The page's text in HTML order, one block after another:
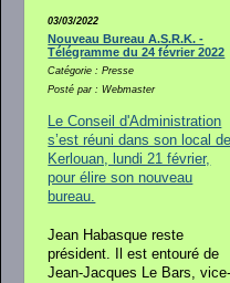
03/03/2022
Nouveau Bureau A.S.R.K. -
Télégramme du 24 février 2022
Catégorie : Presse
Posté par : Webmaster
Le Conseil d'Administration
s’est réuni dans son local de
Kerlouan, lundi 21 février,
pour élire son nouveau
bureau.
Jean Habasque reste
président. Il est entouré de
Jean-Jacques Le Bars, vice-